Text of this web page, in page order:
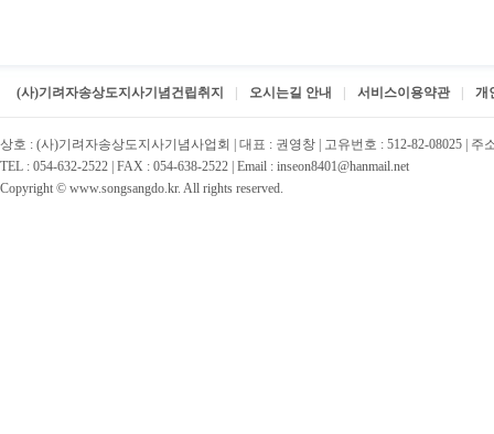
(사)기려자송상도지사기념건립취지 오시는길 안내 서비스이용약관 개
상호 : (사)기려자송상도지사기념사업회 | 대표 : 권영창 | 고유번호 : 512-82-08025 |
TEL : 054-632-2522 | FAX : 054-638-2522 | Email : inseon8401@hanmail.net
Copyright © www.songsangdo.kr. All rights reserved.